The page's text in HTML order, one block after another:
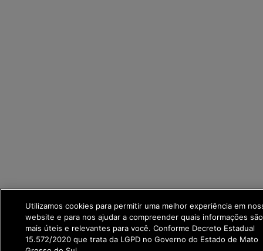
Utilizamos cookies para permitir uma melhor experiência em
website e para nos ajudar a compreender quais informações são
mais úteis e relevantes para você. Conforme Decreto Estadual
15.572/2020 que trata da LGPD no Governo do Estado de Mato